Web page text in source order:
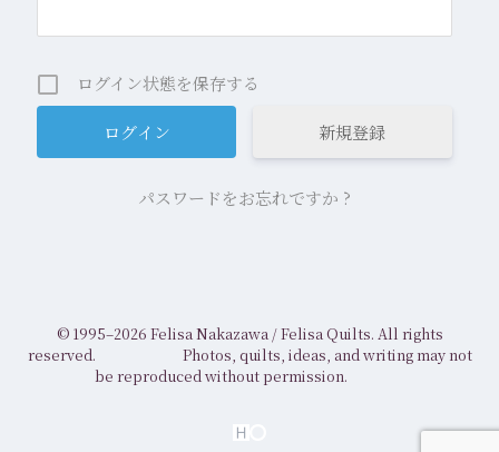
ログイン状態を保存する
新規登録
パスワードをお忘れですか ?
© 1995–2026 Felisa Nakazawa /Felisa Quilts. All rights
reserved. Photos, quilts, ideas, and writing may not
be reproduced without permission.